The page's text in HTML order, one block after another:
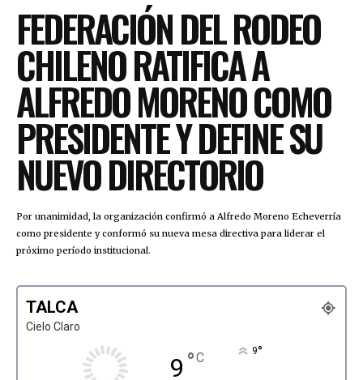
FEDERACIÓN DEL RODEO
CHILENO RATIFICA A
ALFREDO MORENO COMO
PRESIDENTE Y DEFINE SU
NUEVO DIRECTORIO
Por unanimidad, la organización confirmó a Alfredo Moreno Echeverría
como presidente y conformó su nueva mesa directiva para liderar el
próximo período institucional.
TALCA
Cielo Claro
9 °C 9°